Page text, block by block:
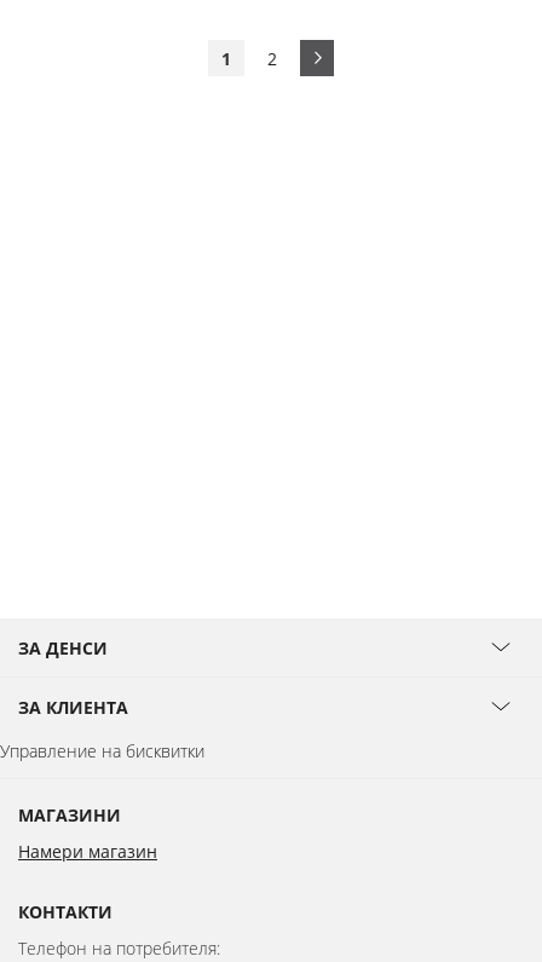
Страница
В
1 Страница
2
ЗА ДЕНСИ
ЗА КЛИЕНТА
Управление на бисквитки
МАГАЗИНИ
Намери магазин
КОНТАКТИ
Телефон на потребителя: